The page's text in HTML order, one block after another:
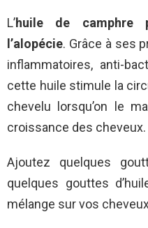
L’huile de camphre
l’alopécie. Grâce à ses
inflammatoires, anti-
cette huile stimule la
chevelu lorsqu’on le
croissance des cheveux.
Ajoutez quelques
quelques gouttes
mélange sur vos